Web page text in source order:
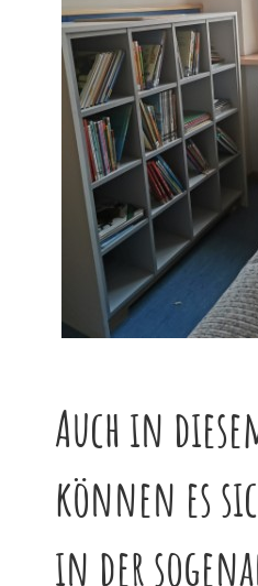
Kontakt
Auch in
können es
in der